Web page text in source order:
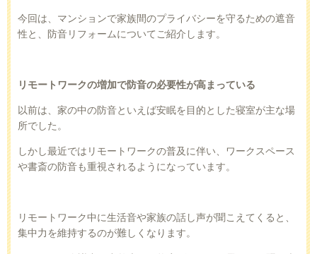
今回は、マンションで家族間のプライバシーを守るための遮音
性と、防音リフォームについてご紹介します。
リモートワークの増加で防音の必要性が高まっている
以前は、家の中の防音といえば安眠を目的とした寝室が主な場
所でした。
しかし最近ではリモートワークの普及に伴い、ワークスペース
や書斎の防音も重視されるようになっています。
リモートワーク中に生活音や家族の話し声が聞こえてくると、
集中力を維持するのが難しくなります。